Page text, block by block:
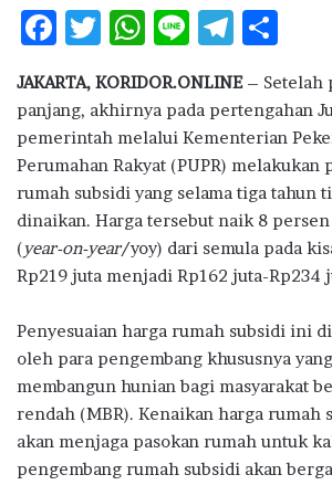
F
e
b
o
o
k
T
it
te
r
W
at
s
A
p
p
Li
e
T
e
g
ra
m
ar
e
JAKARTA, KORIDOR.ONLINE– Setelah
panjang, akhirnya pada pertengahan
pemerintah melalui Kementerian
Perumahan Rakyat (PUPR) melakukan
rumah subsidi yang selama tiga tahun
dinaikan. Harga tersebut naik 8 persen
(year-on-year/yoy) dari semula pada
Rp219 juta menjadi Rp162 juta-Rp234
Penyesuaian harga rumah subsidi ini
oleh para pengembang khususnya
membangun hunian bagi masyarakat
rendah (MBR). Kenaikan harga
akan menjaga pasokan rumah untuk
pengembang rumah subsidi akan